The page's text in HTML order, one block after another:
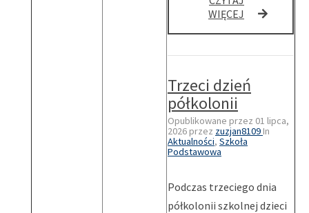
WIĘCEJ BARDZO
EGZAMINIE
!
Trzeci dzień
półkolonii
Opublikowane przez 01 lipca,
2026 przez zuzjan8109 In
Aktualności, Szkoła
Podstawowa
Podczas trzeciego dnia
półkolonii szkolnej dzieci